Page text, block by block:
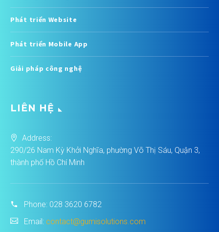
Phát triển Website
Phát triển Mobile App
Giải pháp công nghệ
LIÊN HỆ
Address:
290/26 Nam Kỳ Khởi Nghĩa, phường Võ Thị Sáu, Quận 3,
thành phố Hồ Chí Minh
Phone: 028 3620 6782
Email: contact@gumisolutions.com